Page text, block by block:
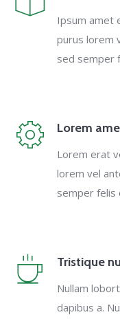
Ipsum amet
purus lorem
sed semper
Lorem
Lorem erat
lorem vel
semper felis
Tristique
Nullam
dapibus a.